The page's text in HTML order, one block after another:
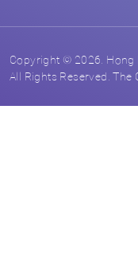
Copyright © 2026. Hong
All Rights Reserved.